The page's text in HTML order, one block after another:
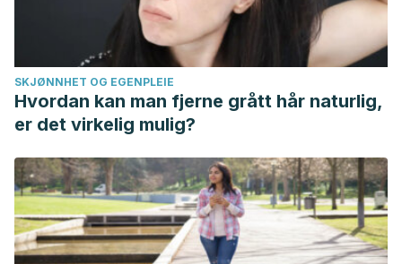
SKJØNNHET OG EGENPLEIE
Hvordan kan man fjerne grått hår naturlig,
er det virkelig mulig?